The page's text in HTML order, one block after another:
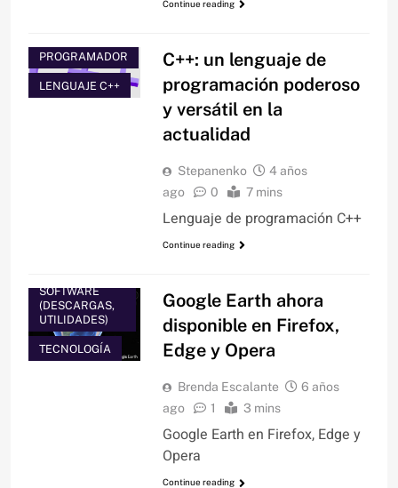
Continue reading
PROGRAMADOR
LENGUAJE C++
C++: un lenguaje de
programación poderoso
y versátil en la
actualidad
Stepanenko
4 años
ago
0 7 mins
Lenguaje de programación C++
Continue reading
SOFTWARE
(DESCARGAS,
UTILIDADES)
TECNOLOGÍA
Google Earth ahora
disponible en Firefox,
Edge y Opera
Brenda Escalante
6 años
ago
1 3 mins
Google Earth en Firefox, Edge y
Opera
Continue reading